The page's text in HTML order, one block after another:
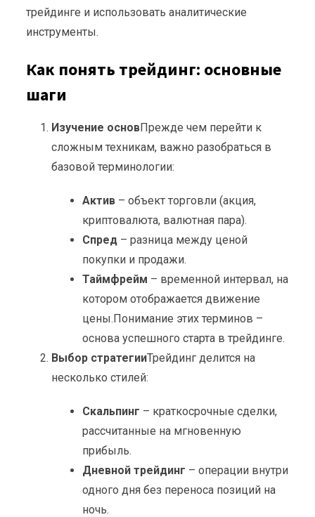
трейдинге и использовать аналитические
инструменты.
Как понять трейдинг: основные
шаги
Изучение основПрежде чем перейти к
сложным техникам, важно разобраться в
базовой терминологии:
Актив – объект торговли (акция,
криптовалюта, валютная пара).
Спред – разница между ценой
покупки и продажи.
Таймфрейм – временной интервал, на
котором отображается движение
цены.Понимание этих терминов –
основа успешного старта в трейдинге.
Выбор стратегииТрейдинг делится на
несколько стилей:
Скальпинг – краткосрочные сделки,
рассчитанные на мгновенную
прибыль.
Дневной трейдинг – операции внутри
одного дня без переноса позиций на
ночь.